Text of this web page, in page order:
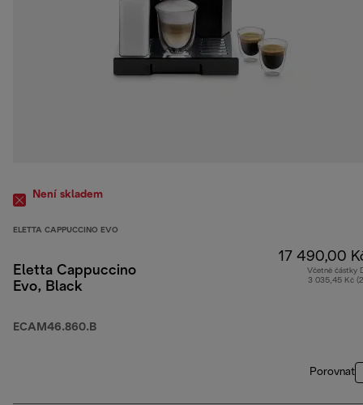
Není skladem
ELETTA CAPPUCCINO EVO
Eletta Cappuccino
Evo, Black
ECAM46.860.B
17 490,00
Včetně částky
3 035,45 Kč
Porovnat